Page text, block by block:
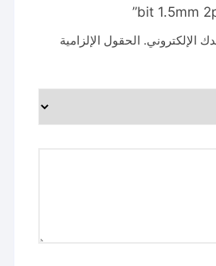
bit 1.5mm
الإلكتروني. الحقول الإلزامية